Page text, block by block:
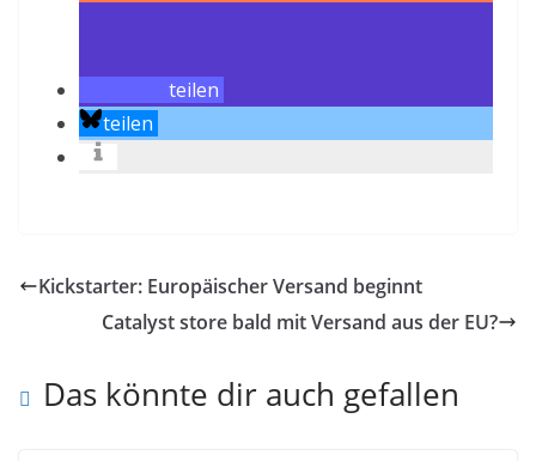
teilen
teilen
Kickstarter: Europäischer Versand beginnt
Catalyst store bald mit Versand aus der EU?
Das könnte dir auch gefallen